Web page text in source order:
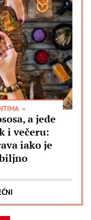
a jede
i večeru:
iako je